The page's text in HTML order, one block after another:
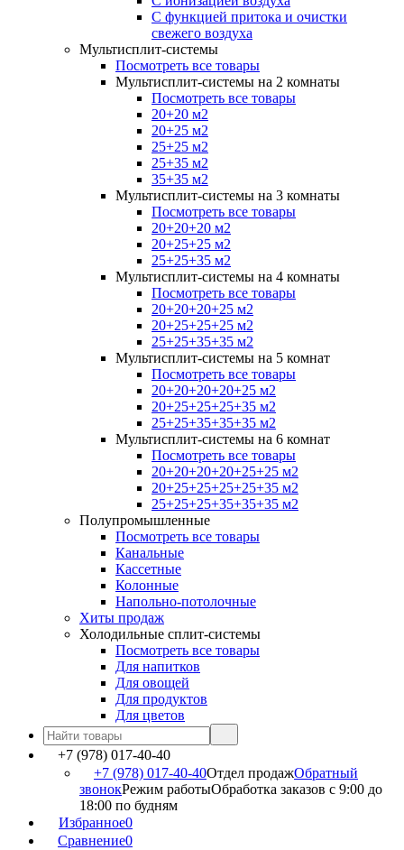
С функцией притока и очистки
свежего воздуха
Мультисплит-системы
Посмотреть все товары
Мультисплит-системы на 2 комнаты
Посмотреть все товары
20+20 м2
20+25 м2
25+25 м2
25+35 м2
35+35 м2
Мультисплит-системы на 3 комнаты
Посмотреть все товары
20+20+20 м2
20+25+25 м2
25+25+35 м2
Мультисплит-системы на 4 комнаты
Посмотреть все товары
20+20+20+25 м2
20+25+25+25 м2
25+25+35+35 м2
Мультисплит-системы на 5 комнат
Посмотреть все товары
20+20+20+20+25 м2
20+25+25+25+35 м2
25+25+35+35+35 м2
Мультисплит-системы на 6 комнат
Посмотреть все товары
20+20+20+20+25+25 м2
20+25+25+25+25+35 м2
25+25+25+35+35+35 м2
Полупромышленные
Посмотреть все товары
Канальные
Кассетные
Колонные
Напольно-потолочные
Хиты продаж
Холодильные сплит-системы
Посмотреть все товары
Для напитков
Для овощей
Для продуктов
Для цветов
+7 (978) 017-40-40
+7 (978) 017-40-40Отдел продажОбратный
звонокРежим работыОбработка заказов с 9:00 до
18:00 по будням
Избранное0
Сравнение0